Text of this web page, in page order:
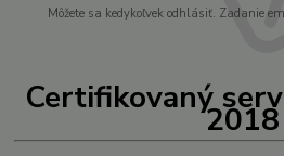
Môžete sa kedykoľvek odhlásiť. Zadanie
Certifikovaný
2018